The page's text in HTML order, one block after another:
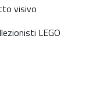
visivo
LEGO